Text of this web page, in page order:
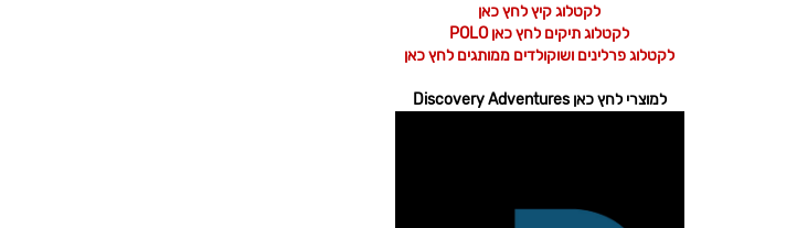
לקטלוג קיץ לחץ כאן
לקטלוג תיקים לחץ כאן POLO
לקטלוג פרלינים ושוקולדים ממותגים לחץ כאן
למוצרי לחץ כאן Discovery Adventures